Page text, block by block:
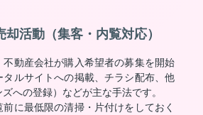
却活動（集客・内覧対応）
不動産会社が購入希望者の募集を開始
タルサイトへの掲載、チラシ配布、他
への登録）などが主な手法です。
に最低限の清掃・片付けをしておく